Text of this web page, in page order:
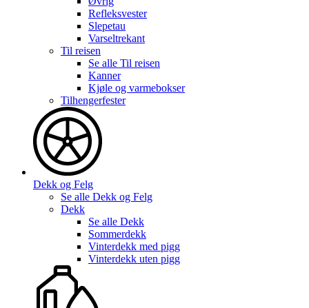
Refleksvester
Slepetau
Varseltrekant
Til reisen
Se alle Til reisen
Kanner
Kjøle og varmebokser
Tilhengerfester
Dekk og Felg
Se alle Dekk og Felg
Dekk
Se alle Dekk
Sommerdekk
Vinterdekk med pigg
Vinterdekk uten pigg